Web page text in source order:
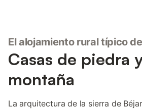
El alojamiento rural típico
Casas de piedra
montaña
La arquitectura de la sierra de